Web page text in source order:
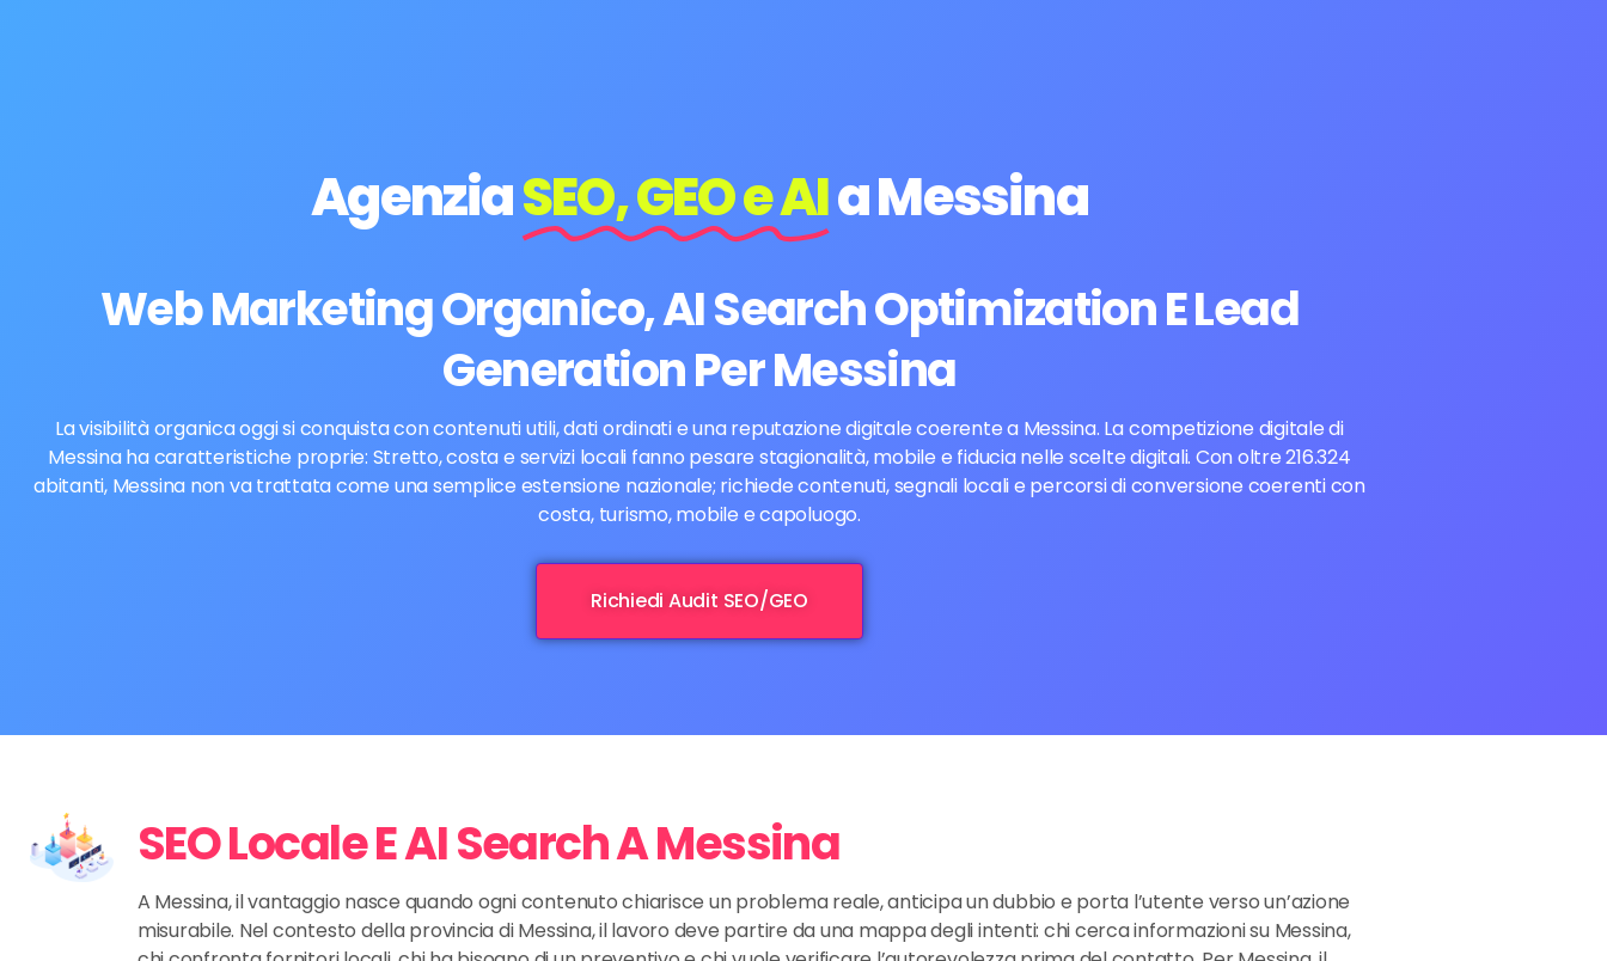
AgenziaSEO, GEO e AIa Messina
Web Marketing Organico, AI Search Optimization E Lead
Generation Per Messina
La visibilità organica oggi si conquista con contenuti utili, dati ordinati e una reputazione digitale coerente a Messina. La competizione digitale di
Messina ha caratteristiche proprie: Stretto, costa e servizi locali fanno pesare stagionalità, mobile e fiducia nelle scelte digitali. Con oltre 216.324
abitanti, Messina non va trattata come una semplice estensione nazionale; richiede contenuti, segnali locali e percorsi di conversione coerenti con
costa, turismo, mobile e capoluogo.
Richiedi Audit SEO/GEO
SEO Locale E AI Search A Messina
A Messina, il vantaggio nasce quando ogni contenuto chiarisce un problema reale, anticipa un dubbio e porta l’utente verso un’azione
misurabile. Nel contesto della provincia di Messina, il lavoro deve partire da una mappa degli intenti: chi cerca informazioni su Messina,